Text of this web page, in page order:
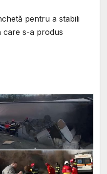
pentru a stabili
care s-a produs